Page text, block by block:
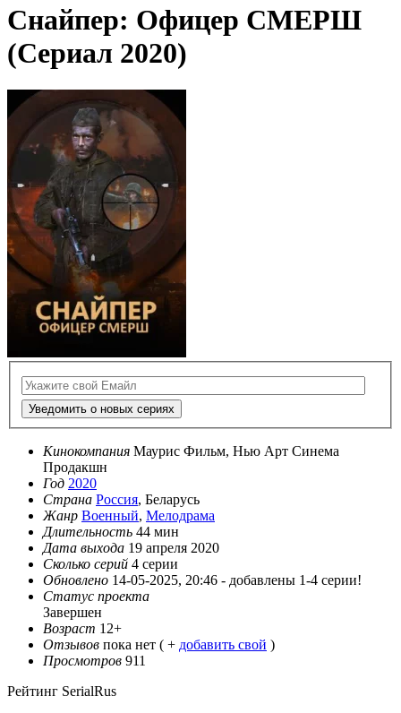
Снайпер: Офицер СМЕРШ
(Сериал 2020)
Уведомить о новых сериях
Кинокомпания Маурис Фильм, Нью Арт Синема
Продакшн
Год 2020
Страна Россия, Беларусь
Жанр Военный, Мелодрама
Длительность 44 мин
Дата выхода 19 апреля 2020
Сколько серий 4 серии
Обновлено 14-05-2025, 20:46 - добавлены 1-4 серии!
Статус проекта
Завершен
Возраст 12+
Отзывов пока нет ( + добавить свой )
Просмотров 911
Рейтинг SerialRus